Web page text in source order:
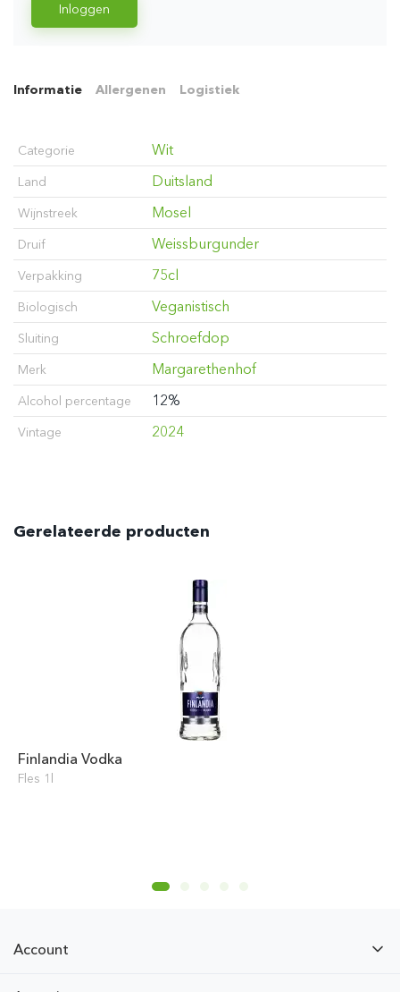
Inloggen
Informatie Allergenen Logistiek
Categorie Wit
Land Duitsland
Wijnstreek Mosel
Druif Weissburgunder
Verpakking 75cl
Biologisch Veganistisch
Sluiting Schroefdop
Merk Margarethenhof
Alcohol percentage 12%
Vintage 2024
Gerelateerde producten
Finlandia Vodka
Fles 1l
Account